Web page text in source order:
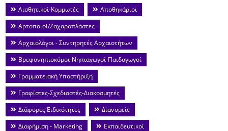
Αισθητικοί-Κομμωτές
Αποθηκάριοι
Αρτοποιοί/Ζαχαροπλάστες
Αρχαιολόγοι - Συντηρητές Αρχαιοτήτων
Βρεφονηπιοκόμοι-Νηπιαγωγοί-Παιδαγωγοί
Γραμματειακή Υποστήριξη
Γραφίστες-Σχεδιαστές-Διακοσμητές
Διάφορες Ειδικότητες
Διανομείς
Διαφήμιση - Marketing
Εκπαιδευτικοί